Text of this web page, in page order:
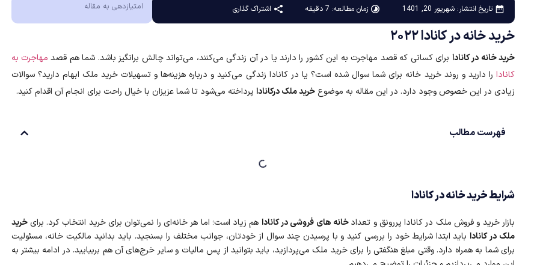
تاریخ انتشار: شهریور 20, 1401 زمان مطالعه: 7 دقیقه اشتراک گذاری امتیازدهی به مقاله
خرید خانه در کانادا ۲۰۲۲
خرید خانه در کانادا برای کسانی که قصد مهاجرت به این کشور را دارند یا در آن زندگی می‌کنند، می‌تواند چالش برانگیز باشد. شما هم قصد مهاجرت به
کانادا را دارید و روند خرید خانه برای شما سوال شده است؟ یا در کانادا زندگی می‌کنید و درباره هزینه‌ها و تسهیلات خرید ملک ابهام دارید؟ سوالات
زیادی در این خصوص وجود دارد. در این مقاله به موضوع خرید ملک درکانادا پرداخته می‌شود تا شما عزیزان با خیال راحت برای انجام آن اقدام کنید.
فهرست مطالب
شرایط خرید خانه در کانادا
بازار خرید و فروش ملک در کانادا پررونق و تعدادخانه های فروشی در کانادا هم زیاد است؛ اما هر خانه‌ای را نمی‌توان برای خرید انتخاب کرد. برایخرید
ملک در کاناداباید ابتدا شرایط خود را بررسی کنید و با پرسیدن چند سوال از خودتان، جوانب مختلف را بسنجید. باید بدانید مالکیت خانه، مسئولیت
برای شما به همراه دارد. وقتی مبلغ هنگفتی را برای خرید ملک می‌پردازید، باید بتوانید از پس مالیات و سایر خرج‌های آن هم بربیایید. در ادامه بیشتر به